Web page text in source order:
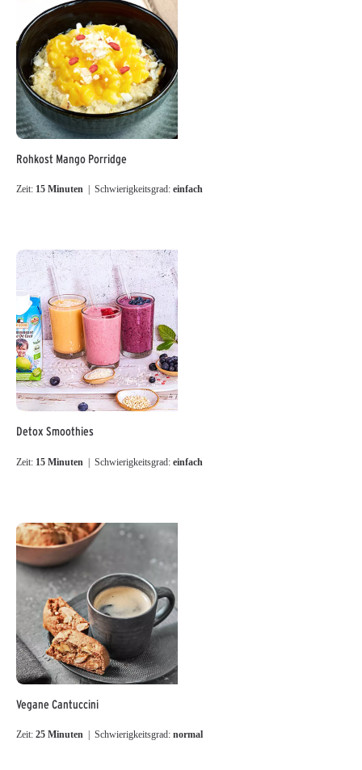
Rohkost Mango Porridge
Zeit: 15 Minuten | Schwierigkeitsgrad: einfach
Detox Smoothies
Zeit: 15 Minuten | Schwierigkeitsgrad: einfach
Vegane Cantuccini
Zeit: 25 Minuten | Schwierigkeitsgrad: normal